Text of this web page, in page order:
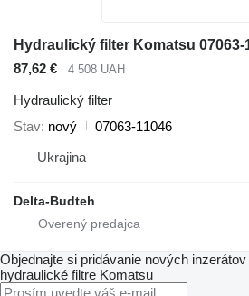
Hydraulický filter Komatsu 07063-
87,62 €
4 508 UAH
Hydraulický filter
Stav nový
07063-11046
Ukrajina
Delta-Budteh
Objednajte si pridávanie nových
hydraulické filtre Komatsu